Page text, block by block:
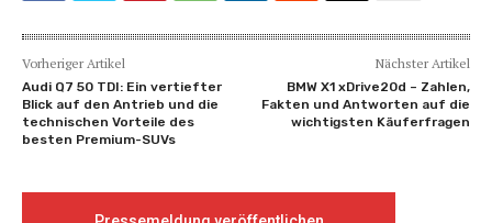
Vorheriger Artikel
Audi Q7 50 TDI: Ein vertiefter
Blick auf den Antrieb und die
technischen Vorteile des
besten Premium-SUVs
Nächster Artikel
BMW X1 xDrive20d – Zahlen,
Fakten und Antworten auf die
wichtigsten Käuferfragen